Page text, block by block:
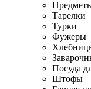
Тарелки
Турки
Фужеры
Посуда
Штофы